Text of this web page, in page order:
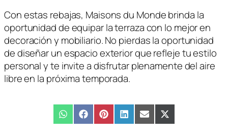
Con estas rebajas, Maisons du Monde brinda la
oportunidad de equipar la terraza con lo mejor en
decoración y mobiliario. No pierdas la oportunidad
de diseñar un espacio exterior que refleje tu estilo
personal y te invite a disfrutar plenamente del aire
libre en la próxima temporada.
Compartir
en
WhatsAppCompartir
en
FacebookCompartir
en
PinterestCompartir
en
LinkedInCompartir
en
EmailCompartir
en
X
(Twitter)